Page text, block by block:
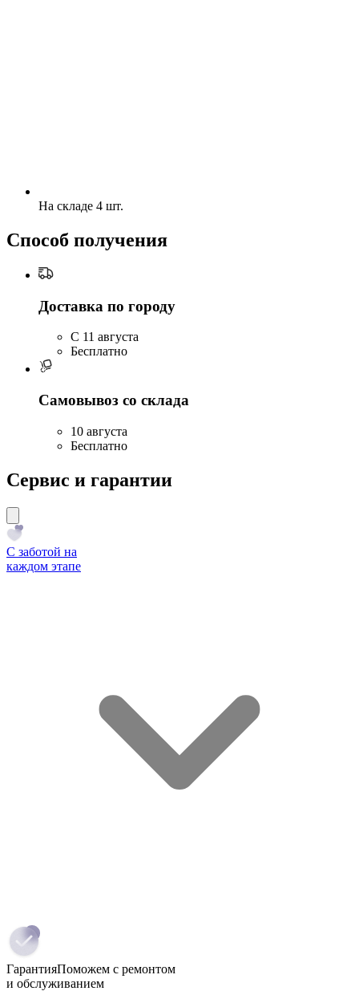
На складе 4 шт.
Способ получения
Доставка по городу
C 11 августа
Бесплатно
Самовывоз со склада
10 августа
Бесплатно
Сервис и гарантии
С заботой на
каждом этапе
ГарантияПоможем с ремонтом
и обслуживанием